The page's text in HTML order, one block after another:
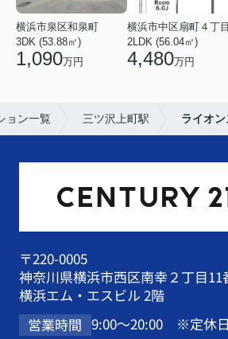
横浜市泉区和泉町
3DK (53.88㎡)
1,090万円
横浜市中区扇町４丁目
2LDK (56.04㎡)
4,480万円
ョン一覧 三ツ沢上町駅 ライオ
〒220-0005
神奈川県横浜市西区南幸２丁目11
横浜エム・エスビル 2階
営業時間 9:00～20:00 ※定休